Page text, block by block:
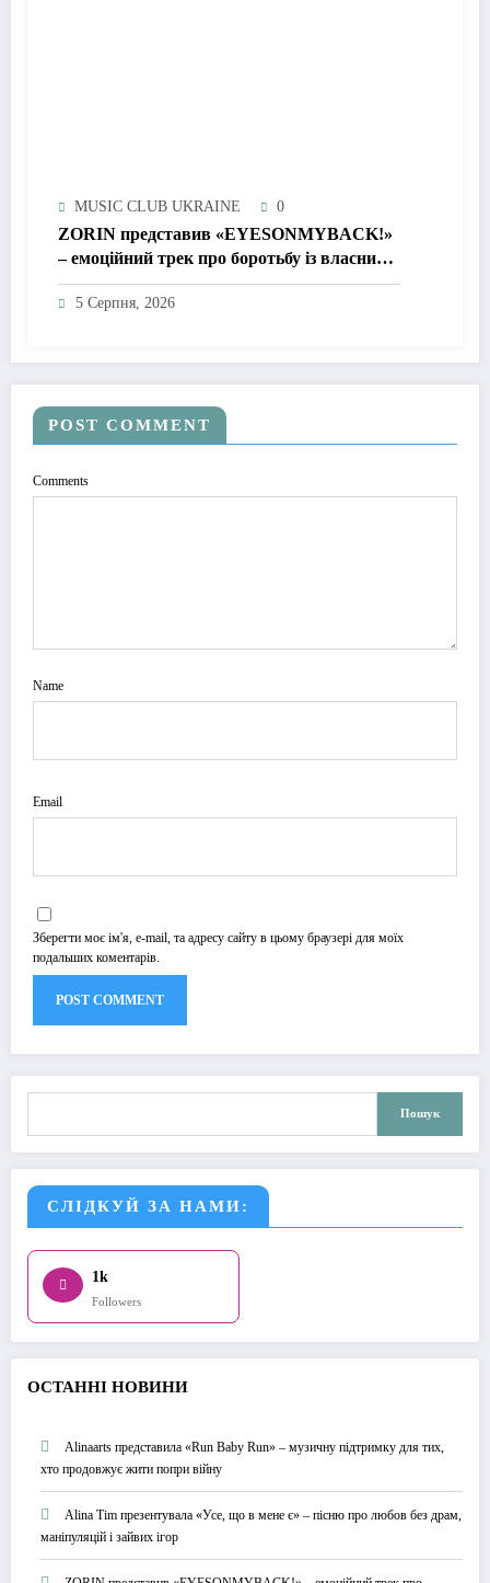
MUSIC CLUB UKRAINE 0
ZORIN представив «EYESONMYBACK!»
– емоційний трек про боротьбу із власними
думками
5 Серпня, 2026
POST COMMENT
Comments
Name
Email
Зберегти моє ім'я, e-mail, та адресу сайту в цьому браузері для моїх
подальших коментарів.
Пошук
СЛІДКУЙ ЗА НАМИ:
1k
Followers
ОСТАННІ НОВИНИ
Alinaarts представила «Run Baby Run» – музичну підтримку для тих,
хто продовжує жити попри війну
Alina Tim презентувала «Усе, що в мене є» – пісню про любов без драм,
маніпуляцій і зайвих ігор